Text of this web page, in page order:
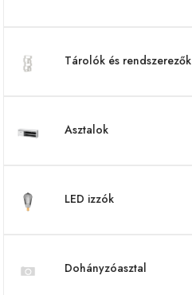
Tárolók és rendszerezők
Asztalok
LED izzók
Dohányzóasztal